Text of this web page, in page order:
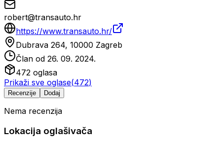
robert@transauto.hr
https://www.transauto.hr/
Dubrava 264, 10000 Zagreb
Član od 26. 09. 2024.
472 oglasa
Prikaži sve oglase(472)
Recenzije Dodaj
Nema recenzija
Lokacija oglašivača